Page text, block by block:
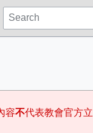
容不代表教會官方立